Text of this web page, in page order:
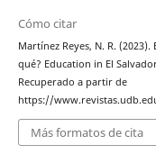
Cómo citar
Martínez Reyes, N. R.
qué? Education in El
Recuperado a partir de
https://
Más formatos de cita